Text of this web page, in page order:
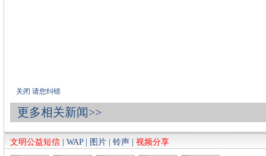
关闭 请您纠错
更多相关新闻>>
文明公益短信 WAP| 图片 铃声 视频分享